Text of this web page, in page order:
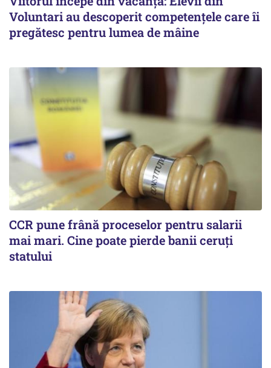
Voluntari au descoperit competențele care îi
pregătesc pentru lumea de mâine
CCR pune frână proceselor pentru salarii
mai mari. Cine poate pierde banii ceruți
statului